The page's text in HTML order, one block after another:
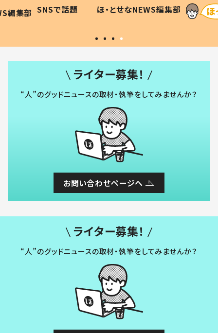
編集部 #令和の子
SNSで話題 ほ・とせなNEWS編集部
い」
ライター募集！
“人”のグッドニュースの取材・執筆をしてみませんか？
お問い合わせページへ
ライター募集！
“人”のグッドニュースの取材・執筆をしてみませんか？